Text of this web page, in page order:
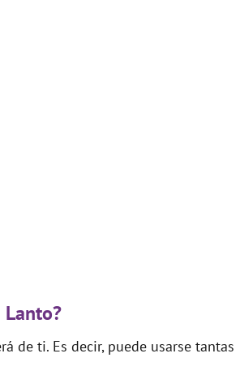
Lanto?
de ti. Es decir, puede usarse tantas